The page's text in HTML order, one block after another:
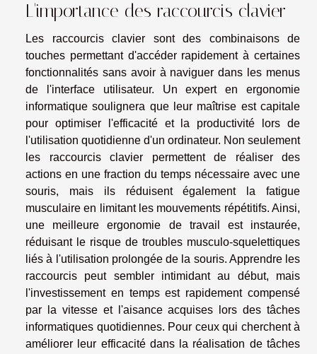
L'importance des raccourcis clavier
Les raccourcis clavier sont des combinaisons de
touches permettant d'accéder rapidement à certaines
fonctionnalités sans avoir à naviguer dans les menus
de l'interface utilisateur. Un expert en ergonomie
informatique soulignera que leur maîtrise est capitale
pour optimiser l'efficacité et la productivité lors de
l'utilisation quotidienne d'un ordinateur. Non seulement
les raccourcis clavier permettent de réaliser des
actions en une fraction du temps nécessaire avec une
souris, mais ils réduisent également la fatigue
musculaire en limitant les mouvements répétitifs. Ainsi,
une meilleure ergonomie de travail est instaurée,
réduisant le risque de troubles musculo-squelettiques
liés à l'utilisation prolongée de la souris. Apprendre les
raccourcis peut sembler intimidant au début, mais
l'investissement en temps est rapidement compensé
par la vitesse et l'aisance acquises lors des tâches
informatiques quotidiennes. Pour ceux qui cherchent à
améliorer leur efficacité dans la réalisation de tâches